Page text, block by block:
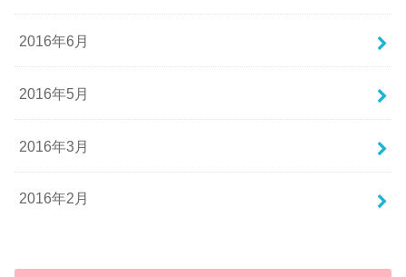
2016年6月
2016年5月
2016年3月
2016年2月